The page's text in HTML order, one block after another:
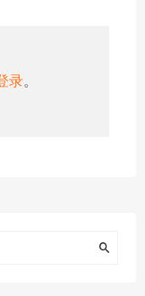
录。